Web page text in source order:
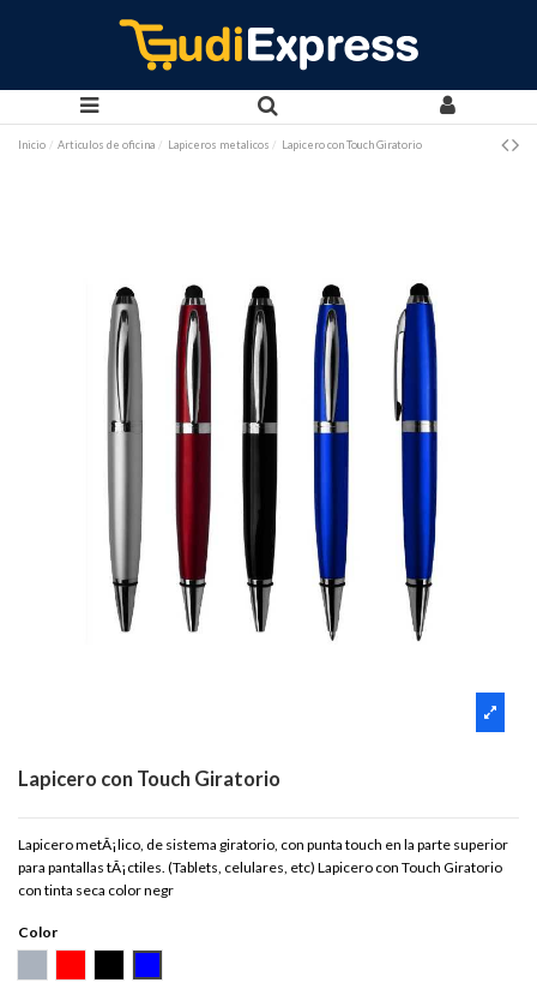
Inicio Articulos de oficina Lapiceros metalicos Lapicero con Touch Giratorio
Lapicero con Touch Giratorio
Lapicero metÃ¡lico, de sistema giratorio, con punta touch en la parte superior
para pantallas tÃ¡ctiles. (Tablets, celulares, etc) Lapicero con Touch Giratorio
con tinta seca color negr
Color